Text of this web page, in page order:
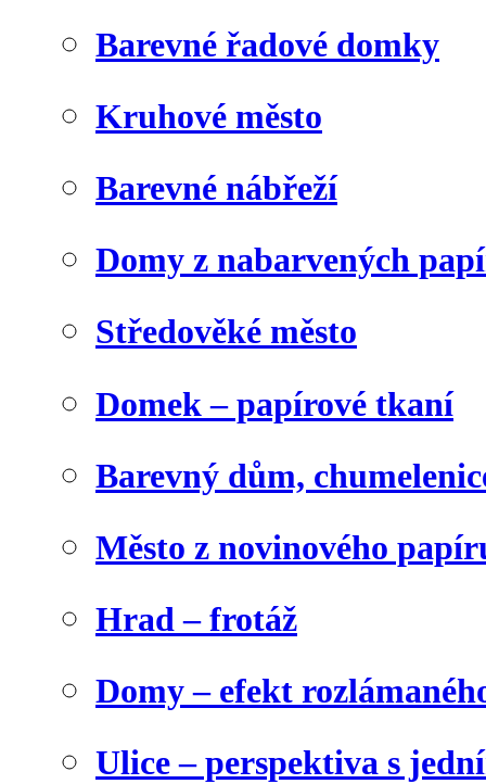
Barevné řadové domky
Kruhové město
Barevné nábřeží
Domy z nabarvených
Středověké město
Domek – papírové tkaní
Barevný dům,
Město z novinového
Hrad – frotáž
Domy – efekt
Ulice – perspektiva s